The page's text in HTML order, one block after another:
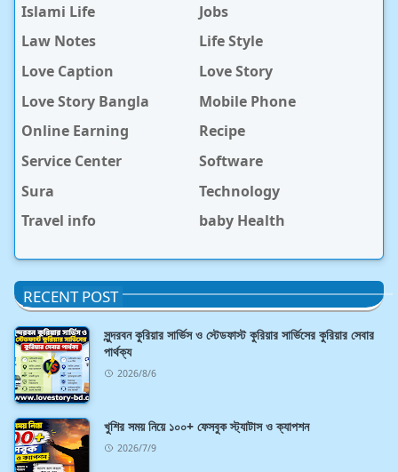
Islami Life
Jobs
Law Notes
Life Style
Love Caption
Love Story
Love Story Bangla
Mobile Phone
Online Earning
Recipe
Service Center
Software
Sura
Technology
Travel info
baby Health
RECENT POST
সুন্দরবন কুরিয়ার সার্ভিস ও স্টেডফাস্ট কুরিয়ার সার্ভিসের কুরিয়ার সেবার
পার্থক্য
2026/8/6
খুশির সময় নিয়ে ১০০+ ফেসবুক স্ট্যাটাস ও ক্যাপশন
2026/7/9